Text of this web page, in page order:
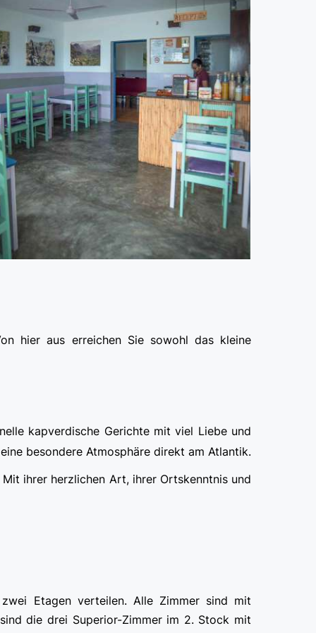
hier aus erreichen Sie sowohl das kleine
kapverdische Gerichte mit viel Liebe und
besondere Atmosphäre direkt am Atlantik.
ihrer herzlichen Art, ihrer Ortskenntnis und
Etagen verteilen. Alle Zimmer sind mit
die drei Superior-Zimmer im 2. Stock mit